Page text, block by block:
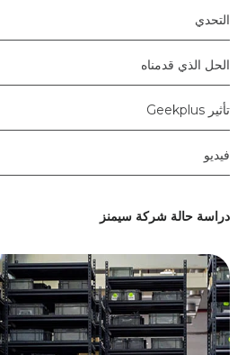
التحدي
الحل الذي قدمناه
تأثير Geekplus
فيديو
دراسة حالة شركة سيمنز